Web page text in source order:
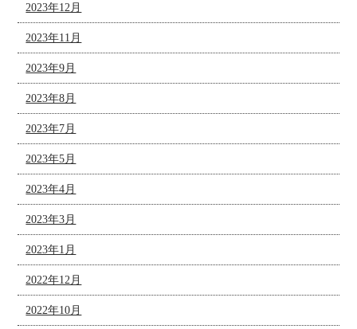
2023年12月
2023年11月
2023年9月
2023年8月
2023年7月
2023年5月
2023年4月
2023年3月
2023年1月
2022年12月
2022年10月